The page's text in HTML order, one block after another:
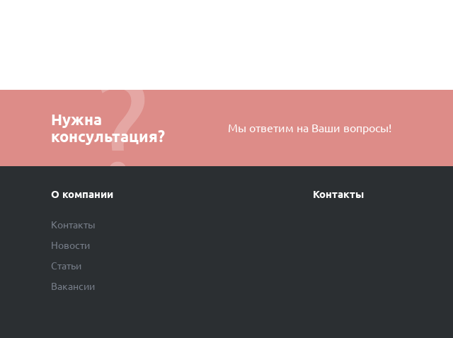
Нужна
консультация?
Мы ответим на Ваши вопросы!
О компании
Контакты
Новости
Статьи
Вакансии
Контакты